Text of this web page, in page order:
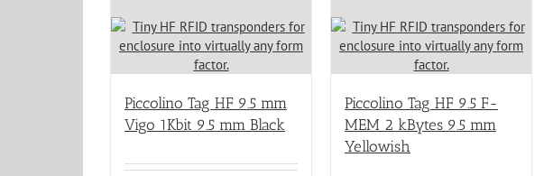
Piccolino Tag HF 9.5 mm
Vigo 1Kbit 9.5 mm Black
Piccolino Tag HF 9.5 F-
MEM 2 kBytes 9.5 mm
Yellowish